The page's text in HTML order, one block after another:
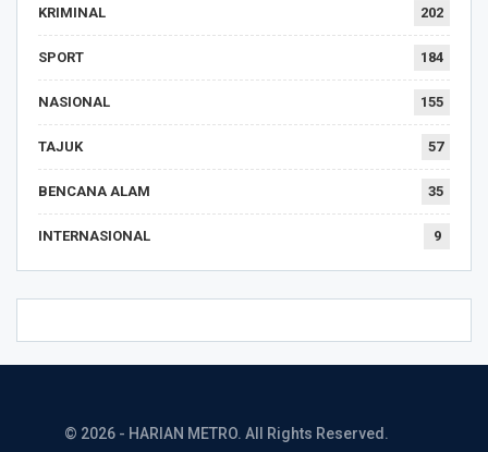
KRIMINAL 202
SPORT 184
NASIONAL 155
TAJUK 57
BENCANA ALAM 35
INTERNASIONAL 9
© 2026 - HARIAN METRO. All Rights Reserved.